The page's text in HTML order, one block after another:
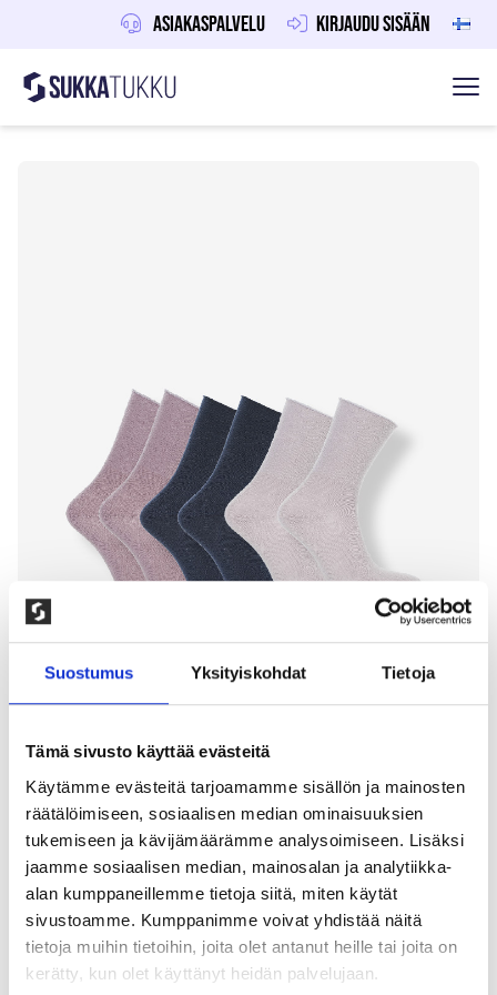
Suostumus Yksityiskohdat Tietoja
Tämä sivusto käyttää evästeitä
Käytämme evästeitä tarjoamamme sisällön ja mainosten
räätälöimiseen, sosiaalisen median ominaisuuksien
tukemiseen ja kävijämäärämme analysoimiseen. Lisäksi
jaamme sosiaalisen median, mainosalan ja analytiikka-
alan kumppaneillemme tietoja siitä, miten käytät
sivustoamme. Kumppanimme voivat yhdistää näitä
tietoja muihin tietoihin, joita olet antanut heille tai joita on
kerätty, kun olet käyttänyt heidän palvelujaan.
Asiakaspalvelu Kirjaudu sisään
Hoppa till innehåll
Sukkatukku
3-PAKKAUS KIRISTÄMÄTTÖMÄT
PUVILLASUKAT, VAALEA MIX
150,00kr
Ohut puuvillasukka jossa kiristämätön varsi.
Elastaani pitää sukan hyvin ylhäällä eikä silti purista